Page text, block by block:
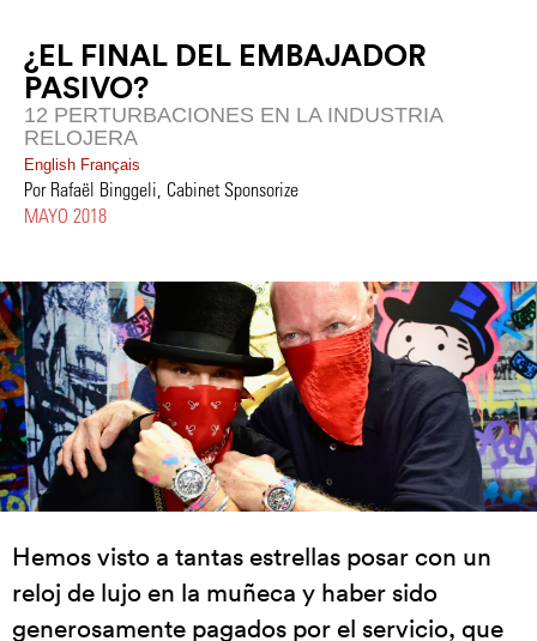
¿EL FINAL DEL EMBAJADOR
PASIVO?
12 PERTURBACIONES EN LA INDUSTRIA
RELOJERA
English Français
Por Rafaël Binggeli, Cabinet Sponsorize
MAYO 2018
Hemos visto a tantas estrellas posar con un
reloj de lujo en la muñeca y haber sido
generosamente pagados por el servicio, que